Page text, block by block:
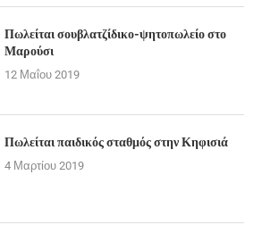
Πωλείται σουβλατζίδικο-ψητοπωλείο στο
Μαρούσι
12 Μαΐου 2019
Πωλείται παιδικός σταθμός στην Κηφισιά
4 Μαρτίου 2019